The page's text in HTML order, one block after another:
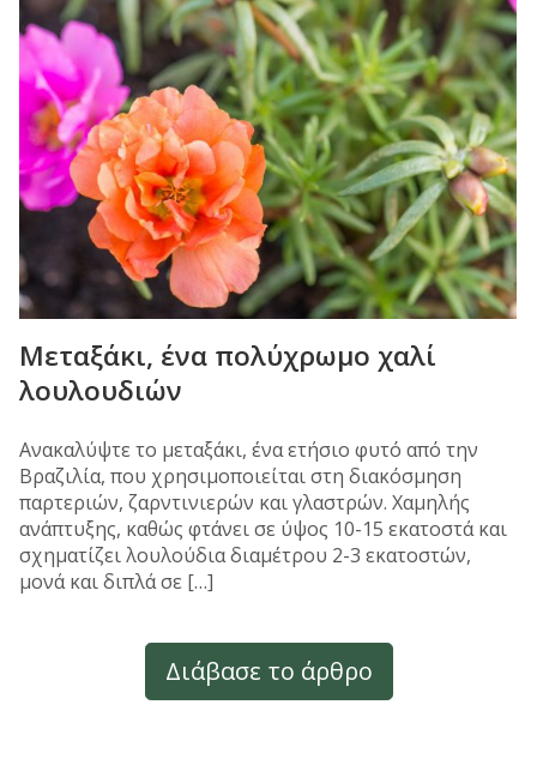
Μεταξάκι, ένα πολύχρωμο χαλί
λουλουδιών
Ανακαλύψτε το μεταξάκι, ένα ετήσιο φυτό από την
Βραζιλία, που χρησιμοποιείται στη διακόσμηση
παρτεριών, ζαρντινιερών και γλαστρών. Χαμηλής
ανάπτυξης, καθώς φτάνει σε ύψος 10-15 εκατοστά και
σχηματίζει λουλούδια διαμέτρου 2-3 εκατοστών,
μονά και διπλά σε […]
Διάβασε το άρθρο